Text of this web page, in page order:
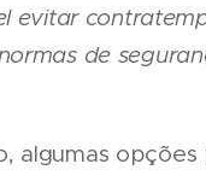
evitar
de
algumas